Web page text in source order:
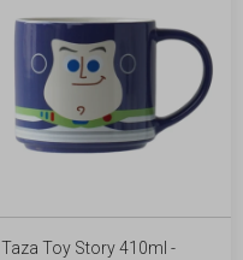
Taza Toy Story 410ml -